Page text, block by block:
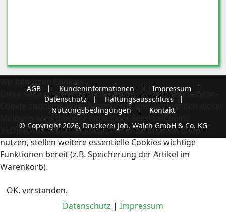
AGB Kundeninformationen
Impressum
Datenschutz
Haftungsausschluss
Nutzungsbedingungen
Kontakt
© Copyright 2026, Druckerei Joh. Walch GmbH & Co. KG
Diese Seite nutzt essentielle Cookies. Es wird ein Session-
Cookie angelegt. Beim Akzeptieren und Ausblenden dieser
Meldung wird darüber hinaus der Session-Cookie
'reDimCookieHint' angelegt. Wenn Sie unseren Shop
nutzen, stellen weitere essentielle Cookies wichtige
Funktionen bereit (z.B. Speicherung der Artikel im
Warenkorb).
OK, verstanden.
Datenschutz | Impressum